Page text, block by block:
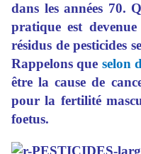
dans les années 70.
pratique est
résidus de pesticides
Rappelons que selon
être la cause de
pour la fertilité
foetus.